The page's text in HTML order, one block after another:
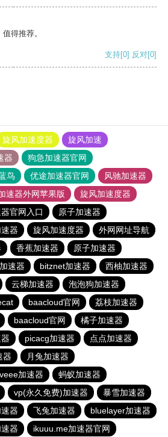
得推荐。
支持[0] 反对[0]
旋风加速度器
旋风加速
器
狗急加速器官网
鸟 优途加速器官网
风驰加速器
速器外网苹果版
旋风加速度器
官网入口
原子加速器
器 旋风加速度器
外网网址导航
香蕉加速器
原子加速器
速器 bitznet加速器
西柚加速器
云梯加速器
泡泡狗加速器
baacloud官网
荔枝加速器
baacloud官网
橘子加速器
picacg加速器
点点加速器
器
月兔加速器
veee加速器
蚂蚁加速器
vp(永久免费)加速器
暴雪加速器
器 飞兔加速器
bluelayer加速器
器 ikuuu.me加速器官网